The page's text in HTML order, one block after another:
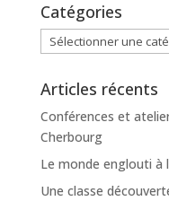
Catégories
Catégories
Articles récents
Conférences et
Cherbourg
Le monde englouti à
Une classe